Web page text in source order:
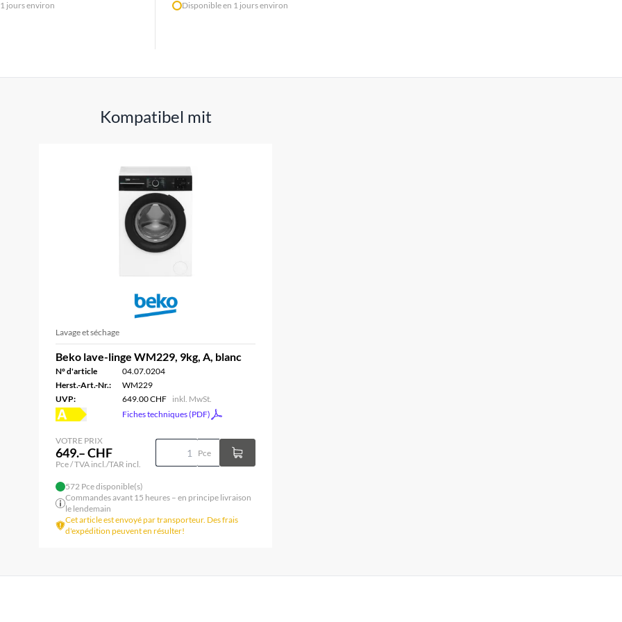
jours environ Disponible en 1 jours environ
Kompatibel mit
Lavage et séchage
Beko lave-linge WM229, 9kg, A, blanc
N° d'article
04.07.0204
Herst.-Art.-Nr.:
WM229
UVP:
649.00 CHF inkl. MwSt.
Fiches techniques (PDF)
VOTRE PRIX
649.– CHF
Pce / TVA incl./TAR incl.
Pce
572 Pce disponible(s)
Commandes avant 15 heures – en principe livraison
le lendemain
Cet article est envoyé par transporteur. Des frais
d'expédition peuvent en résulter!